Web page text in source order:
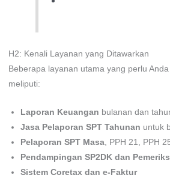
H2: Kenali Layanan yang Ditawarkan
Beberapa layanan utama yang perlu
meliputi:
Laporan Keuangan bulanan dan
Jasa Pelaporan SPT Tahunan untuk
Pelaporan SPT Masa, PPH 21, PPH
Pendampingan SP2DK dan
Sistem Coretax dan e-Faktur